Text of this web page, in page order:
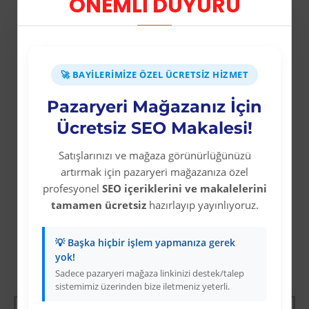
🚀 BAYILERIMIZE ÖZEL ÜCRETSIZ HIZMET
Pazaryeri Mağazanız İçin
Ücretsiz SEO Makalesi!
Satışlarınızı ve mağaza görünürlüğünüzü
artırmak için pazaryeri mağazanıza özel
profesyonel SEO içeriklerini ve makalelerini
tamamen ücretsizhazırlayıp yayınlıyoruz.
💡 Başka hiçbir işlem yapmanıza gerek
yok!
Sadece pazaryeri mağaza linkinizi destek/talep
sistemimiz üzerinden bize iletmeniz yeterli.
Ağırlık
1220 gr Çift (42)
Diğer Kategori Ürünleri